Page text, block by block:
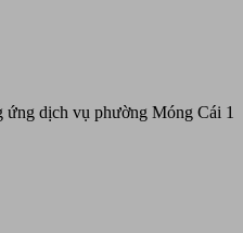
ứng dịch vụ phường Móng Cái 1